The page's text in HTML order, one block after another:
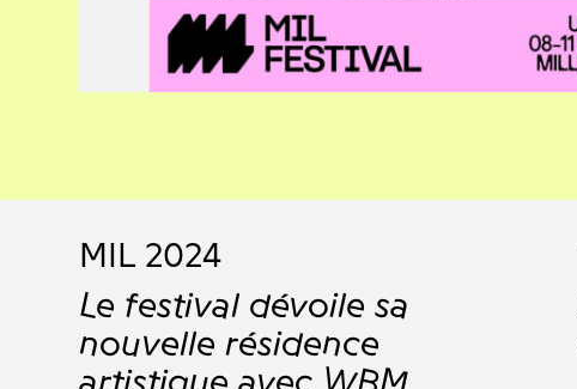
MIL 2024
Le festival dévoile sa
nouvelle résidence